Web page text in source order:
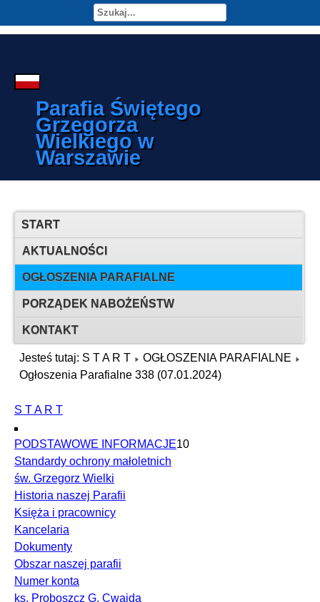
Parafia Świętego
Grzegorza
Wielkiego w
Warszawie
START
AKTUALNOŚCI
OGŁOSZENIA PARAFIALNE
PORZĄDEK NABOŻEŃSTW
KONTAKT
Jesteś tutaj: S T A R T
OGŁOSZENIA PARAFIALNE
Ogłoszenia Parafialne 338 (07.01.2024)
S T A R T
PODSTAWOWE INFORMACJE10
Standardy ochrony małoletnich
św. Grzegorz Wielki
Historia naszej Parafii
Księża i pracownicy
Kancelaria
Dokumenty
Obszar naszej parafii
Numer konta
ks. Proboszcz G. Cwajda